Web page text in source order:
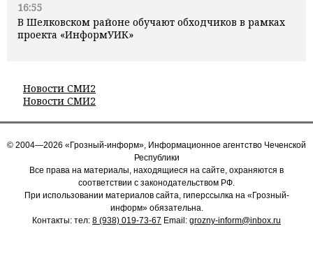
16:55
В Шелковском районе обучают обходчиков в рамках
проекта «ИнформУИК»
Новости СМИ2
Новости СМИ2
© 2004—2026 «Грозный-информ», Информационное агентство Чеченской
Республики
Все права на материалы, находящиеся на сайте, охраняются в
соответствии с законодательством РФ.
При использовании материалов сайта, гиперссылка на «Грозный-
информ» обязательна.
Контакты: тел: 8 (938) 019-73-67 Email: grozny-inform@inbox.ru